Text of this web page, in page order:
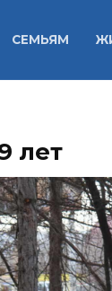
СЕМЬЯМ
лет